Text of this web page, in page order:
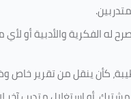
.
له الفكرية
كأن ينقل من تقرير خاص